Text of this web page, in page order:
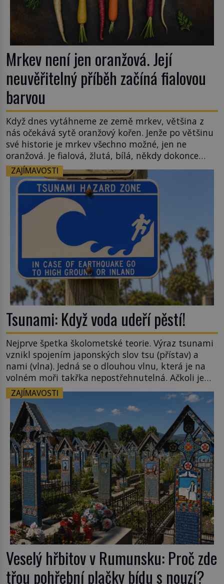
Mrkev není jen oranžová. Její
neuvěřitelný příběh začíná fialovou
barvou
Když dnes vytáhneme ze země mrkev, většina z
nás očekává sytě oranžový kořen. Jenže po většinu
své historie je mrkev všechno možné, jen ne
oranžová. Je fialová, žlutá, bílá, někdy dokonce
téměř černá. Až díky stovkám let pečlivého
šlechtění se z ní stává zelenina, bez které si českou
zahradu ani nedokážeme představit. Její příběh je
ZAJÍMAVOSTI
Tsunami: Když voda udeří pěstí!
Nejprve špetka školometské teorie. Výraz tsunami
vznikl spojením japonských slov tsu (přístav) a
nami (vlna). Jedná se o dlouhou vlnu, která je na
volném moři takřka nepostřehnutelná. Ačkoli je
vlnová délka tsunami i 300 kilometrů, výška vlny
na volném moři je maximálně 1,5 metru. Máme se
podobné obří vlny obávat i v Evropě? Vznik
tsunami si […]
ZAJÍMAVOSTI
Veselý hřbitov v Rumunsku: Proč zde
třou pohřební plačky bídu s nouzí?